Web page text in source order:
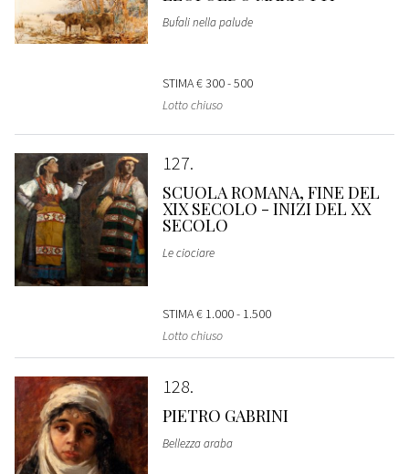
Bufali nella palude
STIMA€ 300 - 500
Lotto chiuso
127
SCUOLA ROMANA, FINE DEL
XIX SECOLO - INIZI DEL XX
SECOLO
Le ciociare
STIMA€ 1.000 - 1.500
Lotto chiuso
128
PIETRO GABRINI
Bellezza araba